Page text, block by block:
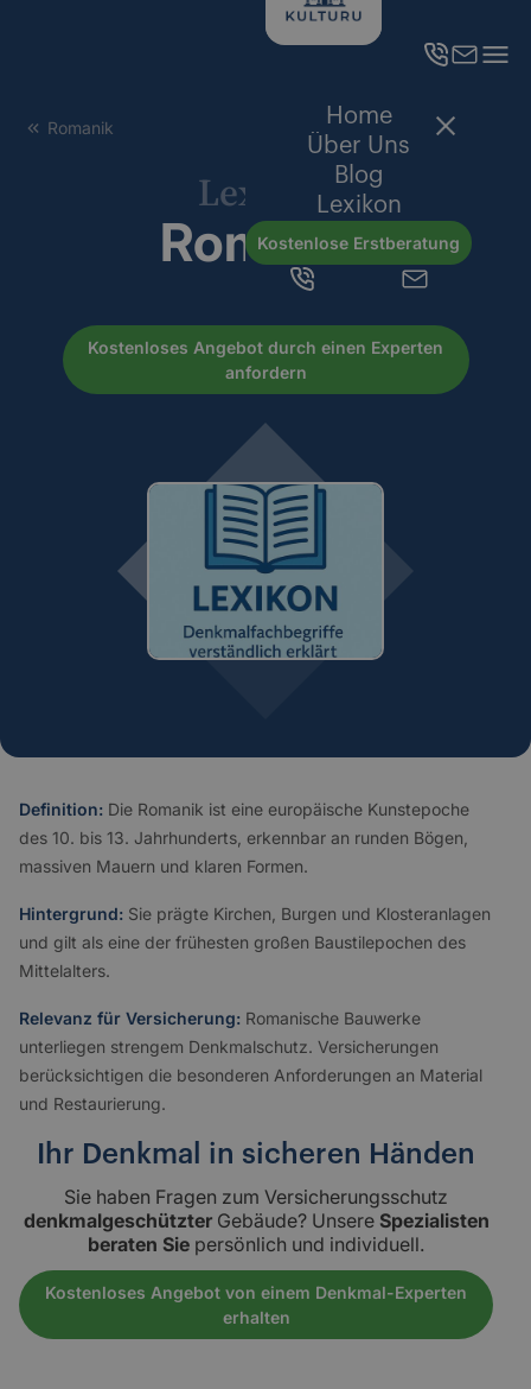
Home
Über Uns
Blog
Lexikon
Kostenlose Erstberatung
Romanik
Lexikon
Romanik
Kostenloses Angebot durch einen Experten
anfordern
Definition: Die Romanik ist eine europäische Kunstepoche
des 10. bis 13. Jahrhunderts, erkennbar an runden Bögen,
massiven Mauern und klaren Formen.
Hintergrund: Sie prägte Kirchen, Burgen und Klosteranlagen
und gilt als eine der frühesten großen Baustilepochen des
Mittelalters.
Relevanz für Versicherung: Romanische Bauwerke
unterliegen strengem Denkmalschutz. Versicherungen
berücksichtigen die besonderen Anforderungen an Material
und Restaurierung.
Ihr Denkmal in sicheren Händen
Sie haben Fragen zum Versicherungsschutz
denkmalgeschützterGebäude? Unsere Spezialisten
beraten Sie persönlich und individuell.
Kostenloses Angebot von einem Denkmal-Experten
erhalten